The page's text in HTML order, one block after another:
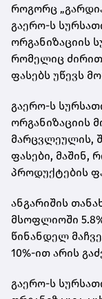
როგორც
გაერო-ს
ორგანიზაციის
რომელიც
ფასებს უწევს
გაერო-ს
ორგანიზაციის
მარცვლეულის,
ფასები, მაშინ,
პროდუქტების
ანგარიშის
მსოფლიოში
წინანდელ
10%-ით არის
გაერო-ს